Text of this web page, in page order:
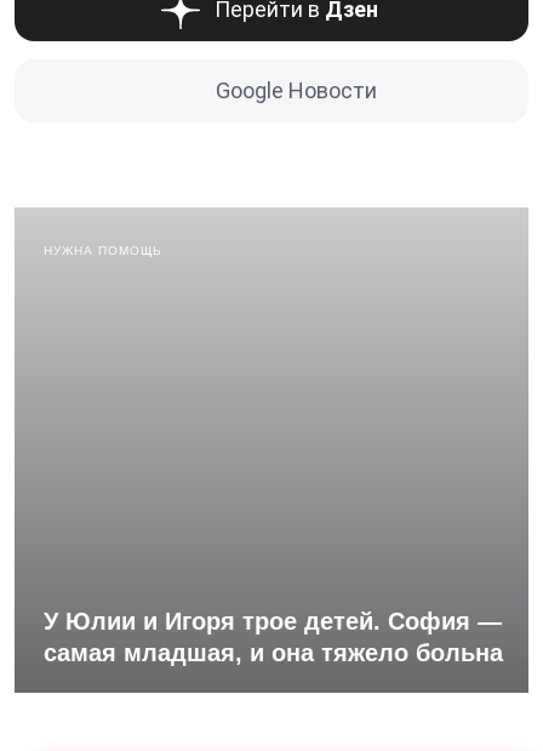
Перейти в Дзен
Google Новости
НУЖНА ПОМОЩЬ
У Юлии и Игоря трое детей. София —
самая младшая, и она тяжело больна